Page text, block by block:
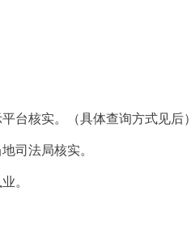
台核实。（具体查询方式见后）
司法局核实。
。